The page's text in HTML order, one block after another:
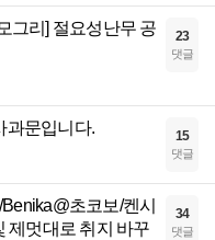
그리] 절요성난무 공
23
댓글
과문입니다. 15
댓글
초코보/켄시
제멋대로 취지 바꾸
34
댓글